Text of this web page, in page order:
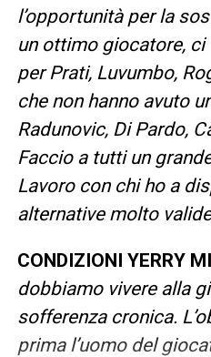
l’opportunità per la
un ottimo giocatore,
per Prati, Luvumbo,
che non hanno avuto
Radunovic, Di Pardo,
Faccio a tutti un
Lavoro con chi ho a
alternative molto
CONDIZIONI YERRY
dobbiamo vivere alla
sofferenza cronica.
prima l’uomo del